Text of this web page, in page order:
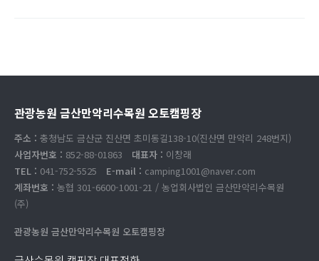
관광농원 금산만악리수목원 오토캠핑장
주소 : 충청남도 금산군 진산면 초미동길138-10(진산면 만악리 248번지)
사업자번호 : 852-88-01863 대표자 : 이창래
TEL : 041-752-5525 E-mail : camping1001@naver.com
계좌번호 : 농협 301-6600-1001-21 / 농업회사법인 금산만악리수목원
(주)
관광농원 금산만악리수목원 오토캠핑장